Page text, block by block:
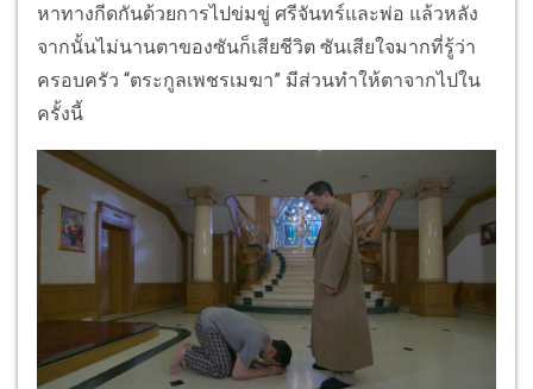
หาทางกีดกันด้วยการไปข่มขู่ ศรีจันทร์และพ่อ แล้วหลัง
จากนั้นไม่นานตาของซันก็เสียชีวิต ซันเสียใจมากที่รู้ว่า
ครอบครัว “ตระกูลเพชรเมฆา” มีส่วนทำให้ตาจากไปใน
ครั้งนี้